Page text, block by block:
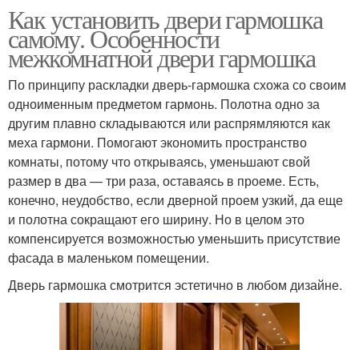
Как установить двери гармошка
самому. Особенности
межкомнатной двери гармошка
По принципу раскладки дверь-гармошка схожа со своим
одноименным предметом гармонь. Полотна одно за
другим плавно складываются или распрямляются как
меха гармони. Помогают экономить пространство
комнаты, потому что открываясь, уменьшают свой
размер в два — три раза, оставаясь в проеме. Есть,
конечно, неудобство, если дверной проем узкий, да еще
и полотна сокращают его ширину. Но в целом это
компенсируется возможностью уменьшить присутствие
фасада в маленьком помещении.
Дверь гармошка смотрится эстетично в любом дизайне.